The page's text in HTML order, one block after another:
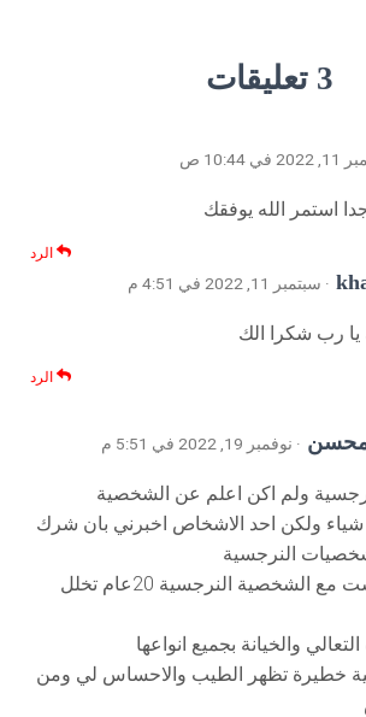
3 تعليقات
10:44 ص
استمر الله يوفقك
الرد
· سبتمبر 11, 2022 في 4:51 م
يا رب شكرا الك
الرد
· نوفمبر 19, 2022 في 5:51 م
ولم اكن اعلم عن الشخصية
شياء ولكن احد الاشخاص اخبرني بان شرك
النرجسية
رغم ذالك عشت مع الشخصية النرجسية 20عام تخلل
التعالي والخيانة بجميع انواعها
خطيرة تظهر الطيب والاحساس لي ومن